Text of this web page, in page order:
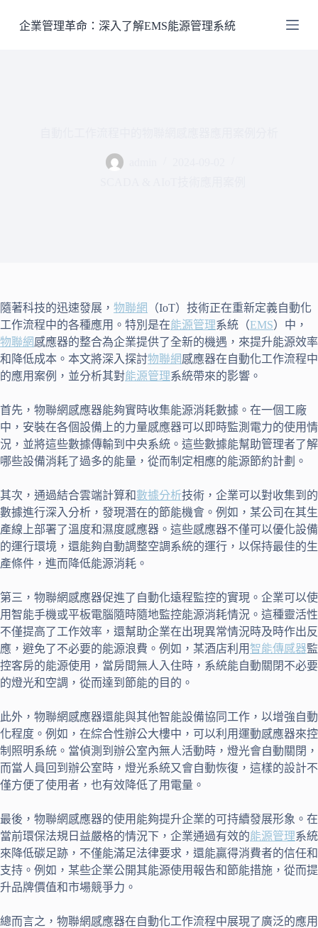
至
企業管理革命：深入了解EMS能源管理系統
隨著科技的迅速發展， 物聯網
（IoT）技術正在重新定義自動化
工作流程中的各種應用。特別是在能源管理系統（EMS）中，
物聯網感應器的整合為企業提供了全新的機遇，來提升能源效率
和降低成本。本文將深入探討物聯網感應器在自動化工作流程中
的應用案例，並分析其對能源管理系統帶來的影響。
首先，物聯網感應器能夠實時收集能源消耗數據。在一個工廠
中，安裝在各個設備上的力量感應器可以即時監測電力的使用情
況，並將這些數據傳輸到中央系統。這些數據能幫助管理者了解
哪些設備消耗了過多的能量，從而制定相應的能源節約計劃。
其次，通過結合雲端計算和數據分析技術，企業可以對收集到的
數據進行深入分析，發現潛在的節能機會。例如，某公司在其生
產線上部署了溫度和濕度感應器。這些感應器不僅可以優化設備
的運行環境，還能夠自動調整空調系統的運行，以保持最佳的生
產條件，進而降低能源消耗。
第三，物聯網感應器促進了自動化遠程監控的實現。企業可以使
用智能手機或平板電腦隨時隨地監控能源消耗情況。這種靈活性
不僅提高了工作效率，還幫助企業在出現異常情況時及時作出反
應，避免了不必要的能源浪費。例如，某酒店利用 智能傳感器監
控客房的能源使用，當房間無人入住時，系統能自動關閉不必要
的燈光和空調，從而達到節能的目的。
此外，物聯網感應器還能與其他智能設備協同工作，以增強自動
化程度。例如，在綜合性辦公大樓中，可以利用運動感應器來控
制照明系統。當偵測到辦公室內無人活動時，燈光會自動關閉，
而當人員回到辦公室時，燈光系統又會自動恢復，這樣的設計不
僅方便了使用者，也有效降低了用電量。
最後，物聯網感應器的使用能夠提升企業的可持續發展形象。在
當前環保法規日益嚴格的情況下，企業通過有效的能源管理系統
來降低碳足跡，不僅能滿足法律要求，還能贏得消費者的信任和
支持。例如，某些企業公開其能源使用報告和節能措施，從而提
升品牌價值和市場競爭力。
總而言之，物聯網感應器在自動化工作流程中展現了廣泛的應用